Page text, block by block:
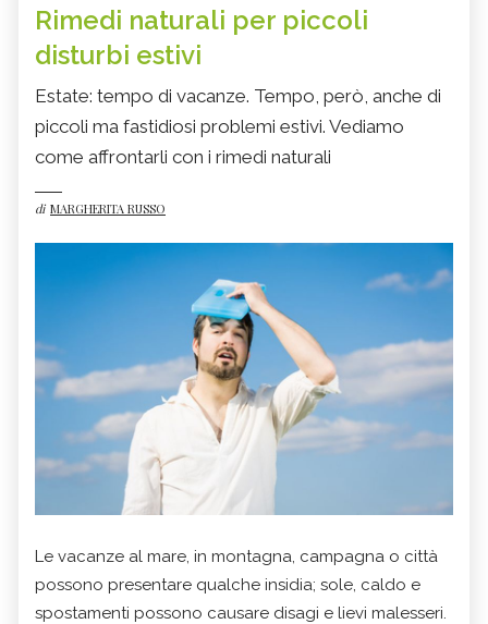
Rimedi naturali per piccoli
disturbi estivi
Estate: tempo di vacanze. Tempo, però, anche di
piccoli ma fastidiosi problemi estivi. Vediamo
come affrontarli con i rimedi naturali
di MARGHERITA RUSSO
Le vacanze al mare, in montagna, campagna o città
possono presentare qualche insidia; sole, caldo e
spostamenti possono causare disagi e lievi malesseri.